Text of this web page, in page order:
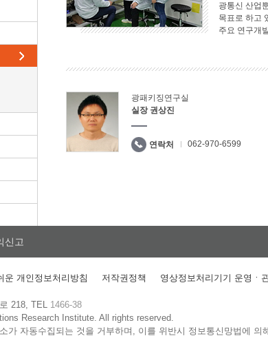
광통신 산업
목표로 하고
주요 연구개
광패키징연구실
실장 권상진
연락처 062-970-6599
신고
운 개인정보처리방침 저작권정책 영상정보처리기기 운영ㆍ
218, TEL 1466-38
Research Institute.All rights reserved.
가 자동수집되는 것을 거부하며, 이를 위반시 정보통신망법에 의